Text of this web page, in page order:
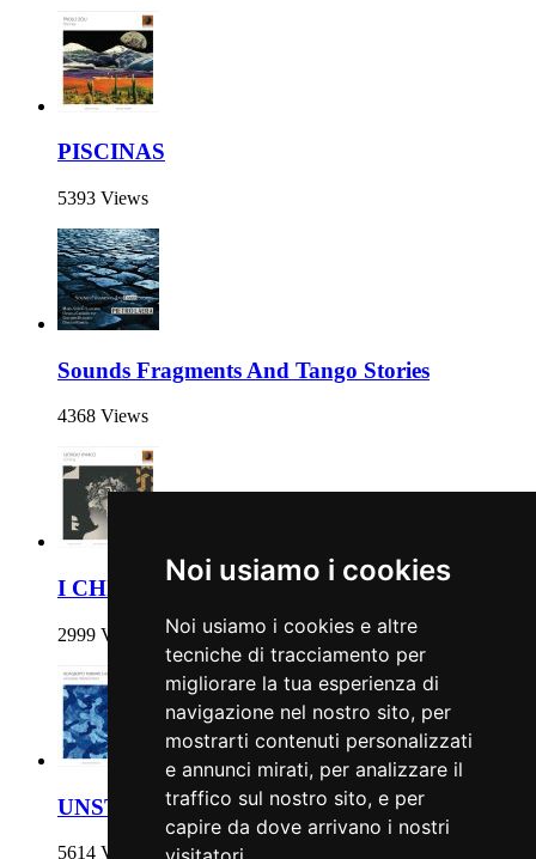
Noi usiamo i cookies
Noi usiamo i cookies e altre
tecniche di tracciamento per
migliorare la tua esperienza di
navigazione nel nostro sito, per
mostrarti contenuti personalizzati
e annunci mirati, per analizzare il
traffico sul nostro sito, e per
capire da dove arrivano i nostri
PISCINAS
5393 Views
Sounds Fragments And Tango Stories
4368 Views
I CHING
2999 Views
UNSTABLE WATERCOLORS
5614 Views